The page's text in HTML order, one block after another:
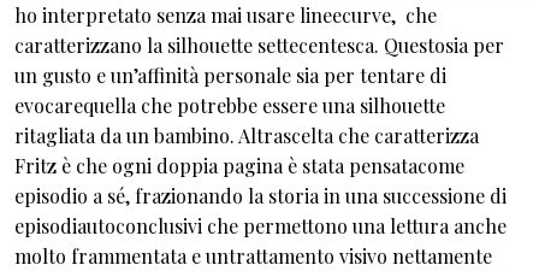
ho interpretato senza mai usare lineecurve, che
caratterizzano la silhouette settecentesca. Questosia per
un gusto e un’affinità personale sia per tentare di
evocarequella che potrebbe essere una silhouette
ritagliata da un bambino. Altrascelta che caratterizza
Fritz è che ogni doppia pagina è stata pensatacome
episodio a sé, frazionando la storia in una successione di
episodiautoconclusivi che permettono una lettura anche
molto frammentata e untrattamento visivo nettamente